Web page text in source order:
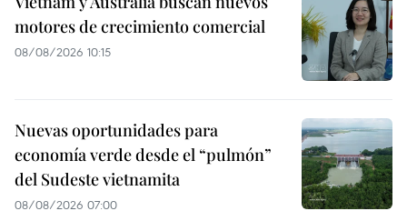
motores de crecimiento comercial
08/08/2026 10:15
Nuevas oportunidades para
economía verde desde el “pulmón”
del Sudeste vietnamita
08/08/2026 07:00